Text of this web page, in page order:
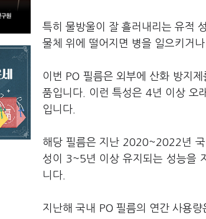
특히 물방울이 잘 흘러내리는 유적
물체 위에 떨어지면 병을 일으키거
이번 PO 필름은 외부에 산화 방지
품입니다. 이런 특성은 4년 이상 오
입니다.
해당 필름은 지난 2020~2022년 국
성이 3~5년 이상 유지되는 성능을
니다.
지난해 국내 PO 필름의 연간 사용